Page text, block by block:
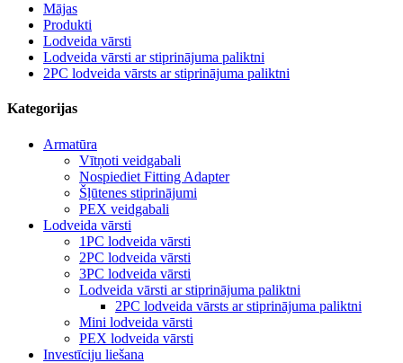
Mājas
Produkti
Lodveida vārsti
Lodveida vārsti ar stiprinājuma paliktni
2PC lodveida vārsts ar stiprinājuma paliktni
Kategorijas
Armatūra
Vītņoti veidgabali
Nospiediet Fitting Adapter
Šļūtenes stiprinājumi
PEX veidgabali
Lodveida vārsti
1PC lodveida vārsti
2PC lodveida vārsti
3PC lodveida vārsti
Lodveida vārsti ar stiprinājuma paliktni
2PC lodveida vārsts ar stiprinājuma paliktni
Mini lodveida vārsti
PEX lodveida vārsti
Investīciju liešana